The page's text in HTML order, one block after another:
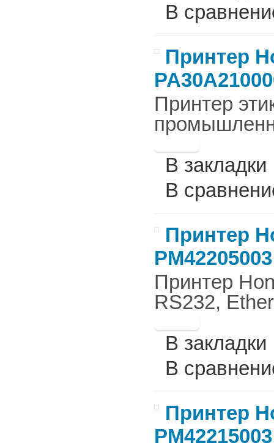
В
Принтер
Принтер
В закладки
В
Принтер
PM42205003
Принтер
RS232,
В закладки
В
Принтер
PM42215003